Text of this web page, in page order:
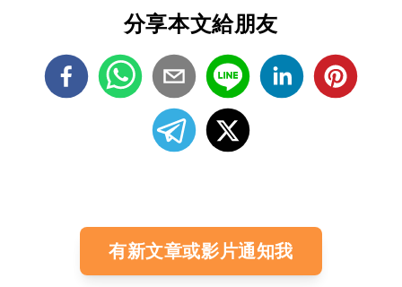
分享本文給朋友
有新文章或影片通知我